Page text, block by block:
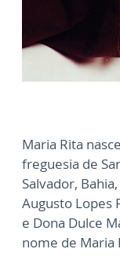
Maria Rita
freguesia de
Salvador,
Augusto Lopes
e Dona Dulce
nome de Maria